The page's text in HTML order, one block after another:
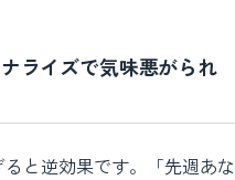
ライズで気味悪がられ
と逆効果です。「先週あな